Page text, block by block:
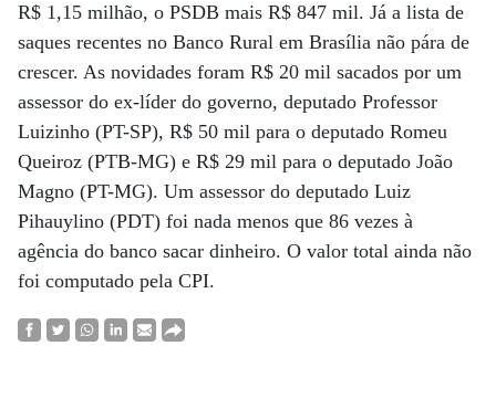
R$ 1,15 milhão, o PSDB mais R$ 847 mil. Já a lista de
saques recentes no Banco Rural em Brasília não pára de
crescer. As novidades foram R$ 20 mil sacados por um
assessor do ex-líder do governo, deputado Professor
Luizinho (PT-SP), R$ 50 mil para o deputado Romeu
Queiroz (PTB-MG) e R$ 29 mil para o deputado João
Magno (PT-MG). Um assessor do deputado Luiz
Pihauylino (PDT) foi nada menos que 86 vezes à
agência do banco sacar dinheiro. O valor total ainda não
foi computado pela CPI.